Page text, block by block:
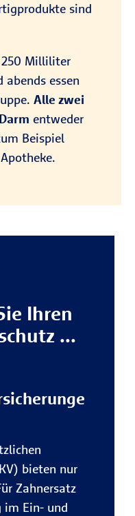
sind
Milliliter
essen
Alle zwei
entweder
Beispiel
Ihren
...
bieten nur
Zahnersatz
im Ein- und